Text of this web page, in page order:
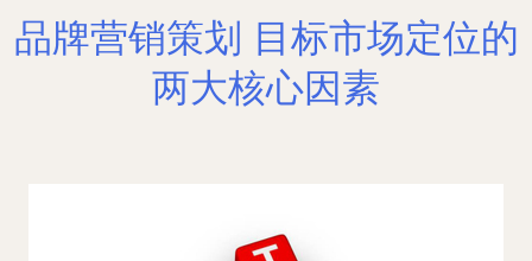
品牌营销策划 目标市场定位的
两大核心因素